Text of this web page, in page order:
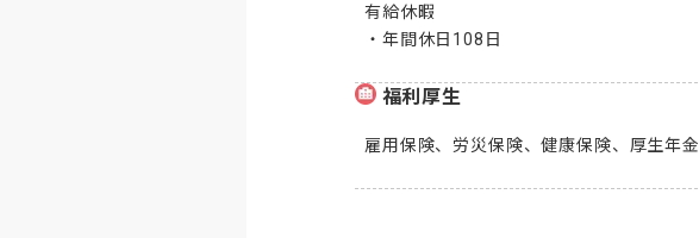
有給休暇
・年間休日108日
福利厚生
雇用保険、労災保険、健康保険、厚生年金